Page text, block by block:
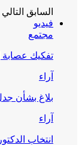
السابق التالي
فيديو
مجتمع
تفكيك عصابة
آراء
بلاغ بشأن
آراء
انتخاب